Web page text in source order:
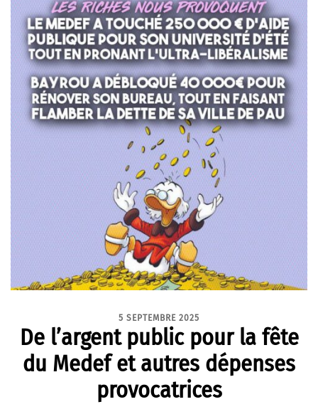
5 SEPTEMBRE 2025
De l’argent public pour la fête
du Medef et autres dépenses
provocatrices